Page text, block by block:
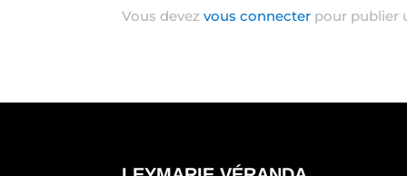
Vous devezvous connecter pour publier